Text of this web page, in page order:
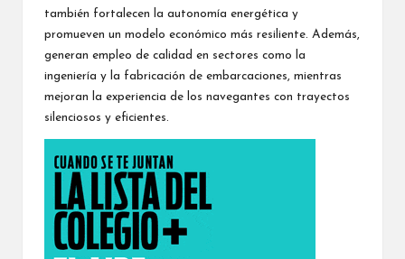
también fortalecen la autonomía energética y
promueven un modelo económico más resiliente. Además,
generan empleo de calidad en sectores como la
ingeniería y la fabricación de embarcaciones, mientras
mejoran la experiencia de los navegantes con trayectos
silenciosos y eficientes.